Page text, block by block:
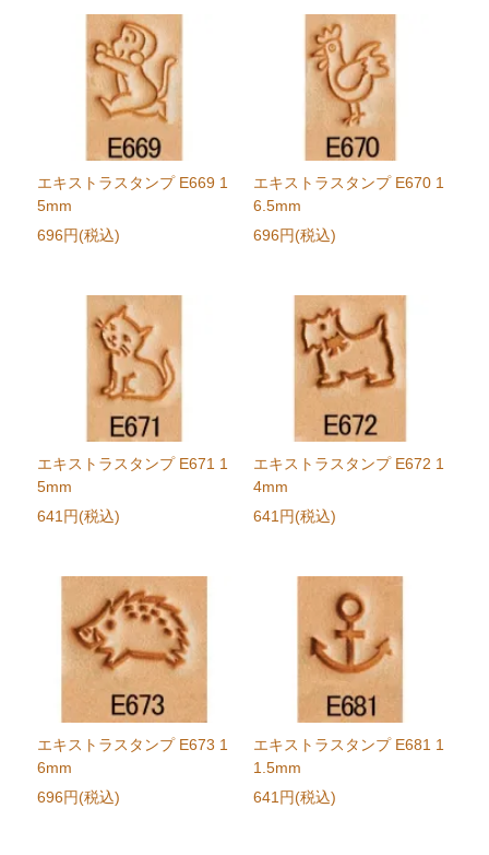
エキストラスタンプ E669 1
5mm
696円(税込)
エキストラスタンプ E670 1
6.5mm
696円(税込)
エキストラスタンプ E671 1
5mm
641円(税込)
エキストラスタンプ E672 1
4mm
641円(税込)
エキストラスタンプ E673 1
6mm
696円(税込)
エキストラスタンプ E681 1
1.5mm
641円(税込)